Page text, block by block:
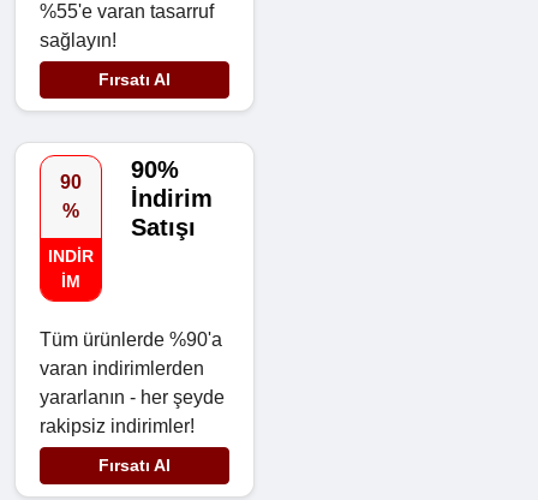
%55'e varan tasarruf
sağlayın!
Fırsatı Al
90
%
INDIR
IM
90%
İndirim
Satışı
Tüm ürünlerde %90'a
varan indirimlerden
yararlanın - her şeyde
rakipsiz indirimler!
Fırsatı Al